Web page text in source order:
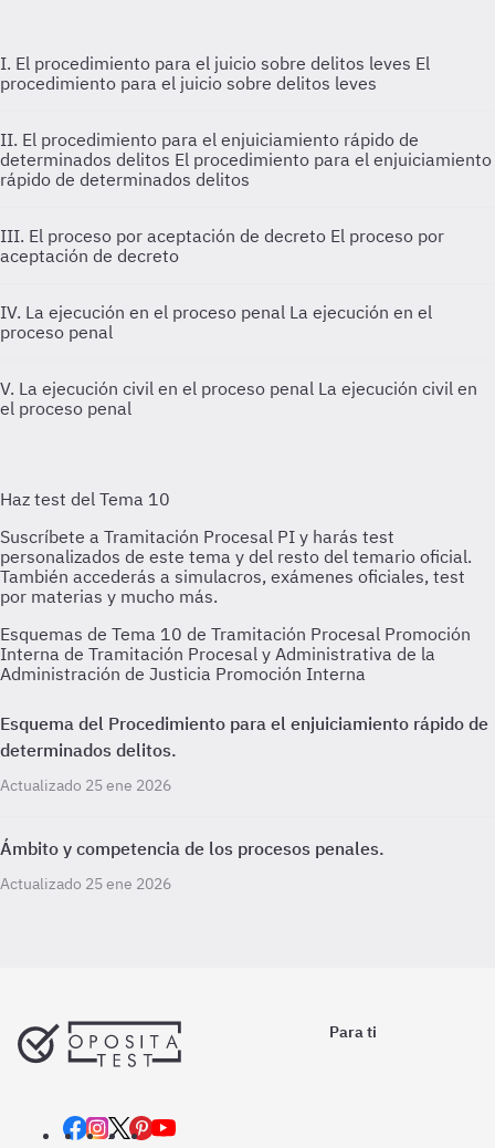
I. El procedimiento para el juicio sobre delitos leves El
procedimiento para el juicio sobre delitos leves
II. El procedimiento para el enjuiciamiento rápido de
determinados delitos El procedimiento para el enjuiciamiento
rápido de determinados delitos
III. El proceso por aceptación de decreto El proceso por
aceptación de decreto
IV. La ejecución en el proceso penal La ejecución en el
proceso penal
V. La ejecución civil en el proceso penal La ejecución civil en
el proceso penal
Esquemas de Tema 10 de Tramitación Procesal Promoción
Interna de Tramitación Procesal y Administrativa de la
Administración de Justicia Promoción Interna
Esquema del Procedimiento para el enjuiciamiento rápido de
determinados delitos.
Actualizado 25 ene 2026
Ámbito y competencia de los procesos penales.
Actualizado 25 ene 2026
Para ti